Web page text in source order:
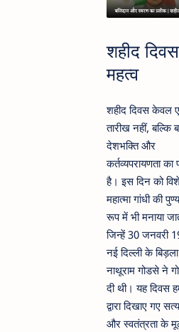
शहीद
महत्व
शहीद दिवस केवल
तारीख नहीं, बल्कि
देशभक्ति और
कर्तव्यपरायणता का
है। इस दिन को
महात्मा गांधी की
रूप में भी मनाया
जिन्हें 30 जनवरी
नई दिल्ली के
नाथूराम गोडसे ने
दी थी। यह दिवस
द्वारा दिखाए गए
और स्वतंत्रता के